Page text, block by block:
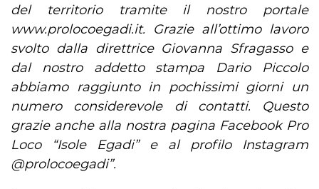
del territorio tramite il nostro portale
www.prolocoegadi.it. Grazie all’ottimo lavoro
svolto dalla direttrice Giovanna Sfragasso e
dal nostro addetto stampa Dario Piccolo
abbiamo raggiunto in pochissimi giorni un
numero considerevole di contatti. Questo
grazie anche alla nostra pagina Facebook Pro
Loco “Isole Egadi” e al profilo Instagram
@prolocoegadi”.